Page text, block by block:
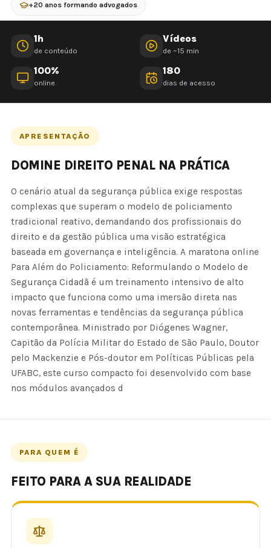
+20 anos formando advogados
1h
de conteúdo
Vídeos
de ~15 min
100%
online
180
dias de acesso
APRESENTAÇÃO
DOMINE DIREITO PENAL NA PRÁTICA
O cenário atual da segurança pública exige respostas
complexas que superam o modelo de policiamento
tradicional reativo, demandando dos profissionais do
direito e da gestão pública uma visão estratégica
baseada em governança e inteligência. A maratona online
Para Além do Policiamento: Reformulando o Modelo de
Segurança Cidadã é um treinamento intensivo de alto
impacto que funciona como uma imersão direta nas
novas ferramentas e tendências da segurança pública
contemporânea. Ministrado por Diógenes Wagner,
Capitão da Polícia Militar do Estado de São Paulo, Doutor
pelo Mackenzie e Pós-doutor em Políticas Públicas pela
UFABC, este curso compacto foi desenvolvido com base
nos módulos avançados d
PARA QUEM É
FEITO PARA A SUA REALIDADE